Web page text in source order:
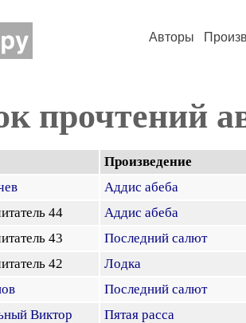
Авторы
прочтений
Произведение
Аддис абеба
44
Аддис абеба
43
Последний салют
42
Лодка
Последний салют
Виктор
Пятая расса